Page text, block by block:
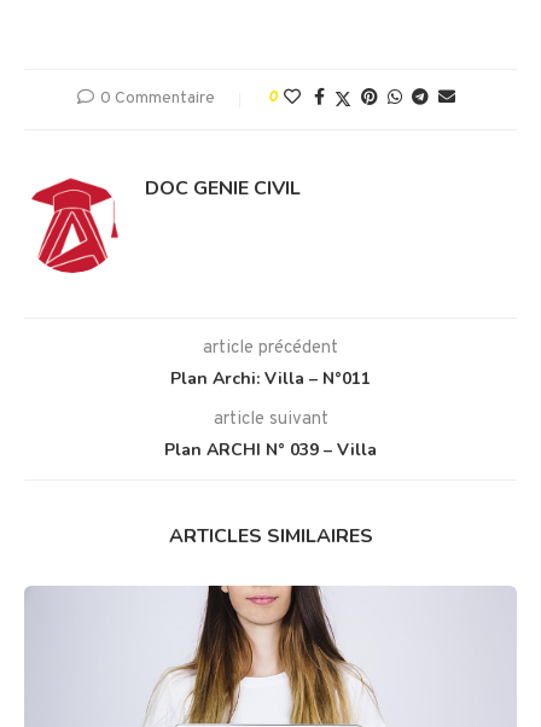
0 Commentaire 0
DOC GENIE CIVIL
article précédent
Plan Archi: Villa – N°011
article suivant
Plan ARCHI N° 039 – Villa
ARTICLES SIMILAIRES